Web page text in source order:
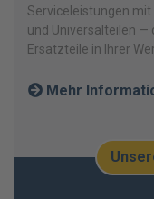
Serviceleistungen
und Universalteilen —
Ersatzteile in Ihrer
Mehr